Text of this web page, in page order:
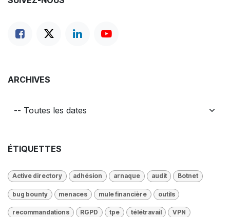
ARCHIVES
ÉTIQUETTES
Active directory adhésion arnaque audit Botnet
bug bounty menaces mule financière outils
recommandations RGPD tpe télétravail VPN